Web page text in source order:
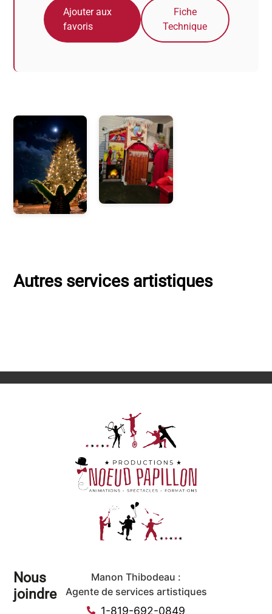
Ajouter aux
favoris
Fiche
Technique
Autres services artistiques
Nous
joindre
Manon Thibodeau :
Agente de services artistiques
1-819-692-0849